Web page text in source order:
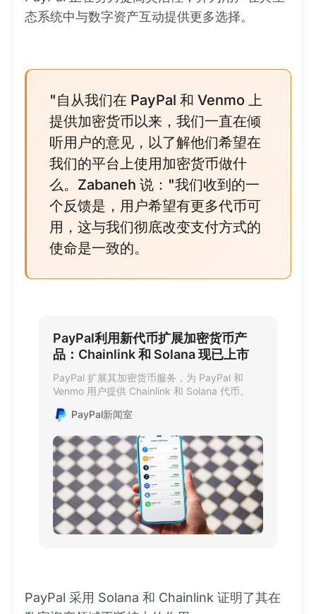
态系统中与数字资产互动提供更多选择。
"自从我们在 PayPal 和 Venmo 上
提供加密货币以来，我们一直在倾
听用户的意见，以了解他们希望在
我们的平台上使用加密货币做什
么。Zabaneh 说："我们收到的一
个反馈是，用户希望有更多代币可
用，这与我们彻底改变支付方式的
使命是一致的。
PayPal利用新代币扩展加密货币产
品：Chainlink 和 Solana 现已上市
PayPal 扩展其加密货币服务，为 PayPal 和
Venmo 用户提供 Chainlink 和 Solana 代币。
PayPal新闻室
PayPal 采用 Solana 和 Chainlink 证明了其在